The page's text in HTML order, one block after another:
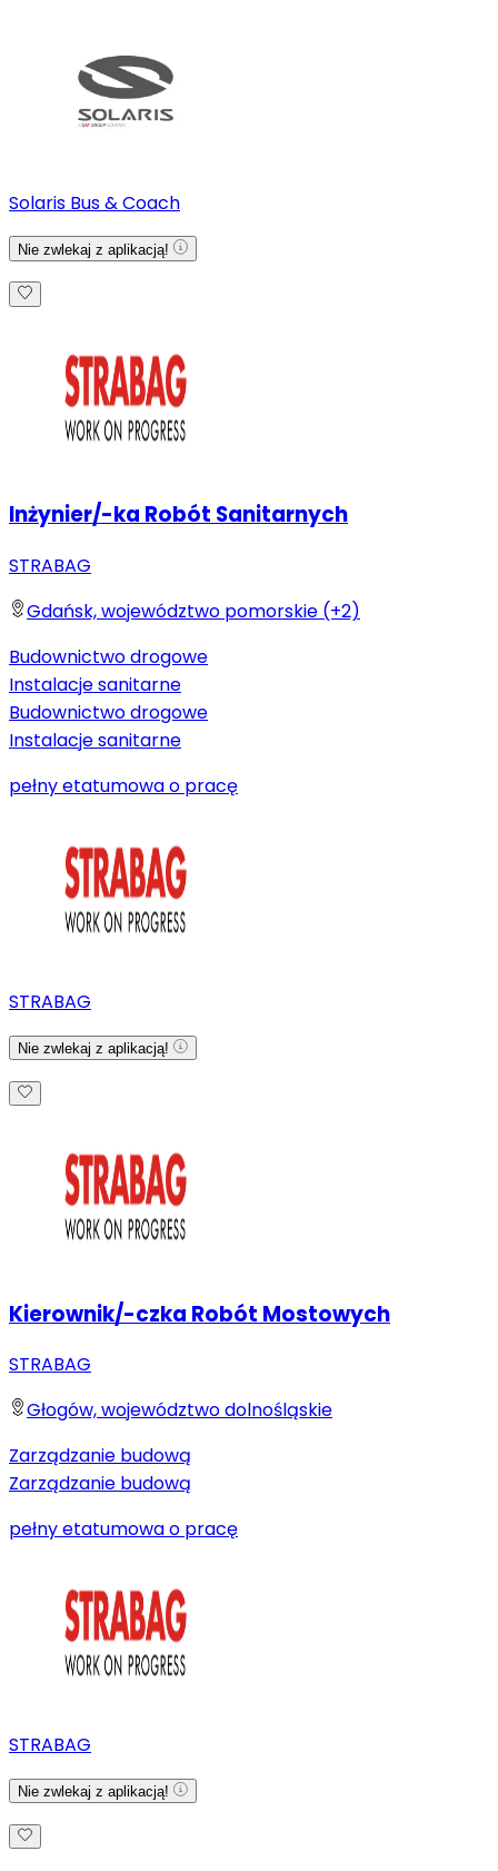
Solaris Bus & Coach
Nie zwlekaj z aplikacją!
Inżynier/-ka Robót Sanitarnych
STRABAG
Gdańsk, województwo pomorskie (+2)
Budownictwo drogowe
Instalacje sanitarne
Budownictwo drogowe
Instalacje sanitarne
pełny etatumowa o pracę
STRABAG
Nie zwlekaj z aplikacją!
Kierownik/-czka Robót Mostowych
STRABAG
Głogów, województwo dolnośląskie
Zarządzanie budową
Zarządzanie budową
pełny etatumowa o pracę
STRABAG
Nie zwlekaj z aplikacją!